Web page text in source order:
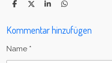
T
l
e
T
l
e
T
l
e
T
l
e
Kommentar hinzufügen
Name *